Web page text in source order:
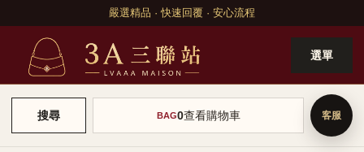
嚴選精品 · 快速回覆 · 安心流程
選單
搜尋 BAG0查看購物車